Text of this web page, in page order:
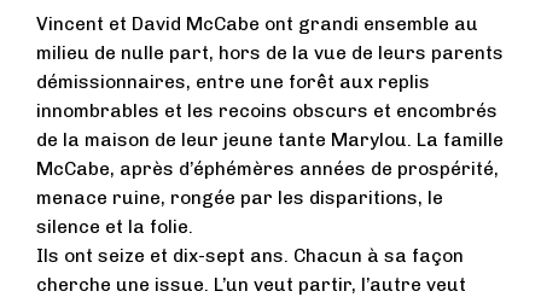
Vincent et David McCabe ont grandi ensemble au
milieu de nulle part, hors de la vue de leurs parents
démissionnaires, entre une forêt aux replis
innombrables et les recoins obscurs et encombrés
de la maison de leur jeune tante Marylou. La famille
McCabe, après d’éphémères années de prospérité,
menace ruine, rongée par les disparitions, le
silence et la folie.
Ils ont seize et dix-sept ans. Chacun à sa façon
cherche une issue. L’un veut partir, l’autre veut